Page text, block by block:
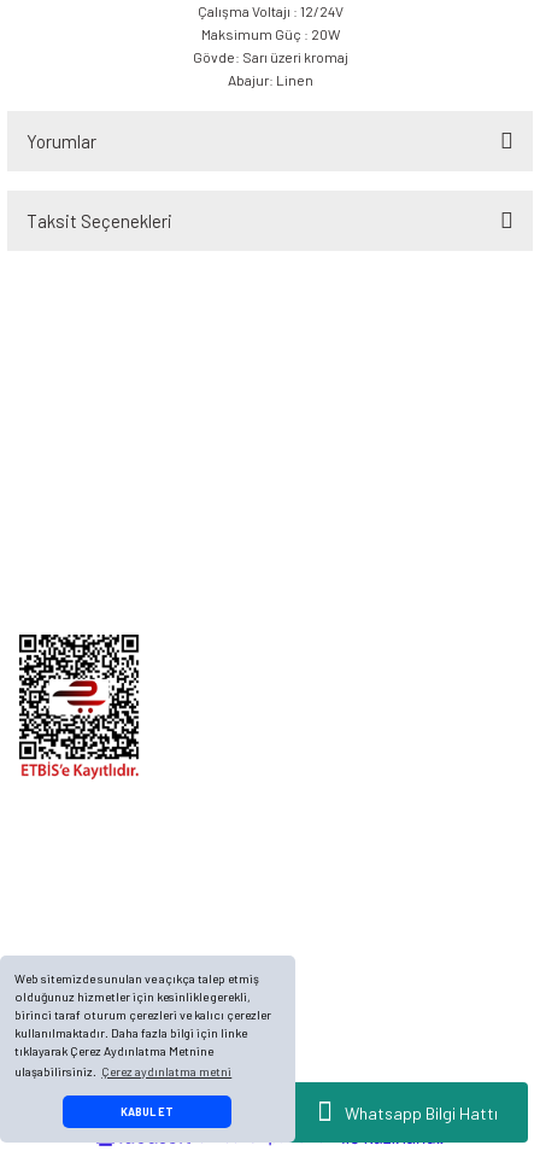
Web sitemizde sunulan ve açıkça talep etmiş
olduğunuz hizmetler için kesinlikle gerekli,
birinci taraf oturum çerezleri ve kalıcı çerezler
kullanılmaktadır. Daha fazla bilgi için linke
tıklayarak Çerez Aydınlatma Metnine
ulaşabilirsiniz.
Çerez aydınlatma metni
KABUL ET Whatsapp Bilgi Hattı
Çalışma Voltajı : 12/24V
Maksimum Güç : 20W
Gövde: Sarı üzeri kromaj
Abajur: Linen
Yorumlar
Taksit Seçenekleri
© 2023, ECKMARİNE.COM - Tüm Hakları Saklıdır.